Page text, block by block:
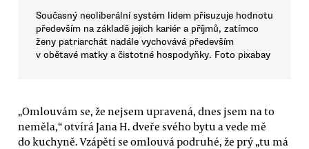
Současný neoliberální systém lidem přisuzuje hodnotu
především na základě jejich kariér a příjmů, zatímco
ženy patriarchát nadále vychovává především
v obětavé matky a čistotné hospodyňky. Foto pixabay
„Omlouvám se, že nejsem upravená, dnes jsem na to
neměla,“ otvírá Jana H. dveře svého bytu a vede mě
do kuchyně. Vzápětí se omlouvá podruhé, že prý „tu má